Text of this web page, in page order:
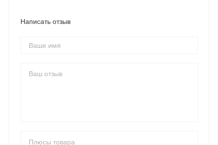
Написать отзыв